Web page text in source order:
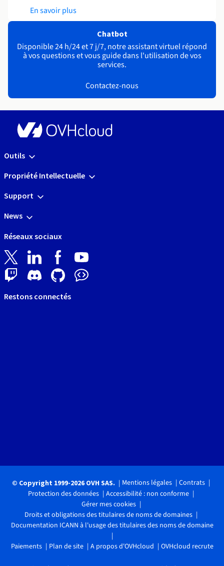
En savoir plus
Chatbot
Disponible 24 h/24 et 7 j/7, notre assistant virtuel répond
à vos questions et vous guide dans l'utilisation de vos
services.
Contactez-nous
Outils
Propriété Intellectuelle
Support
News
Réseaux sociaux
Restons connectés
© Copyright 1999-2026 OVH SAS. Mentions légales
Contrats
Protection des données
Accessibilité : non conforme
Gérer mes cookies
Droits et obligations des titulaires de noms de domaines
Documentation ICANN à l'usage des titulaires des noms de domaine
Paiements Plan de site A propos d'OVHcloud OVHcloud recrute